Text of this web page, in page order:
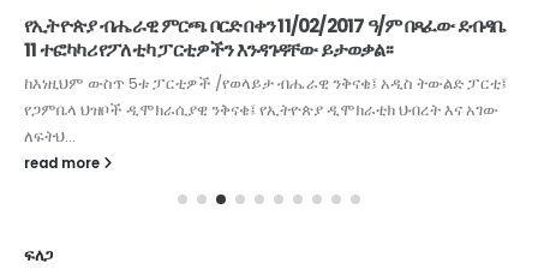
የኢትዮጵያ ብሔራዊ ምርጫ ቦርድ በቀን 11/02/2017 ዓ/ም በጻፈው ደብዳቤ
11 ተፎካካሪ የፖለቲካ ፓርቲዎችን እንዳገዳቸው ይታወቃል፡፡
ከእነዚህም ውስጥ 5ቱ ፓርቲዎች /የወላይታ ብሔራዊ ንቅናቄ፤ አዲስ ትውልድ ፓርቲ፤
የጋምቤላ ህዝቦች ዲሞክራሲያዊ ንቅናቄ፤ የኢትዮጵያ ዲሞክራቲክ ህብረት እና አገው
ለፍትህ...
read more
ፍለጋ